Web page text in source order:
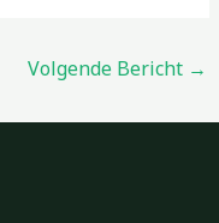
Volgende Bericht →